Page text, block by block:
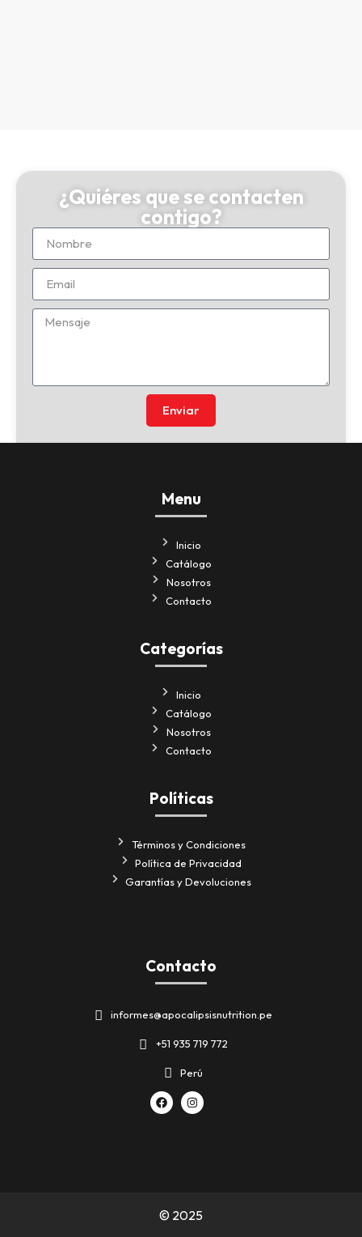
¿Quiéres que se contacten
contigo?
Enviar
Menu
Inicio
Catálogo
Nosotros
Contacto
Categorías
Inicio
Catálogo
Nosotros
Contacto
Políticas
Términos y Condiciones
Política de Privacidad
Garantías y Devoluciones
Contacto
informes@apocalipsisnutrition.pe
+51 935 719 772
Perú
© 2025